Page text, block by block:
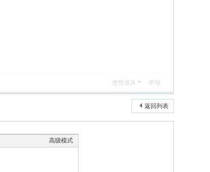
使用道具 举报
返回列表
高级模式